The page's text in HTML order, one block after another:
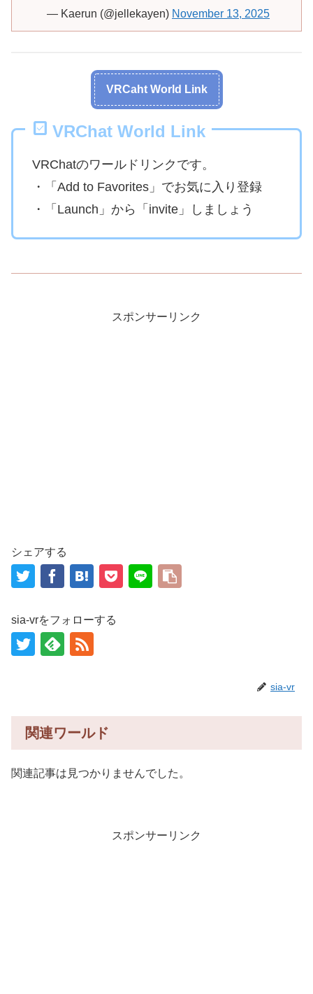
— Kaerun (@jellekayen) November 13, 2025
VRCaht World Link
VRChat World Link
VRChatのワールドリンクです。
・「Add to Favorites」でお気に入り登録
・「Launch」から「invite」しましょう
スポンサーリンク
シェアする
sia-vrをフォローする
sia-vr
関連ワールド
関連記事は見つかりませんでした。
スポンサーリンク